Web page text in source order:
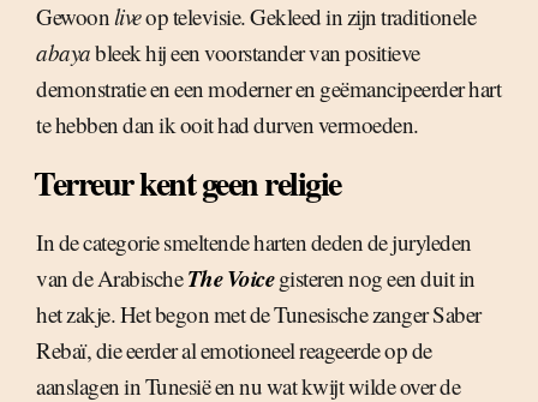
Gewoonliveop televisie. Gekleed in zijn traditionele
abayableek hij een voorstander van positieve
demonstratie en een moderner en geëmancipeerder hart
te hebben dan ik ooit had durven vermoeden.
Terreur kent geen religie
In de categorie smeltende harten deden de juryleden
van de ArabischeThe Voicegisteren nog een duit in
het zakje. Het begon met de Tunesische zanger Saber
Rebaï, die eerder al emotioneel reageerde op de
aanslagen in Tunesië en nu wat kwijt wilde over de